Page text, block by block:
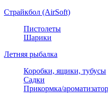
Страйкбол (AirSoft)
Пистолеты
Шарики
Летняя рыбалка
Коробки, ящики, тубусы
Садки
Прикормка/